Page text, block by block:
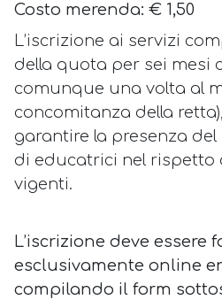
Costo merenda: € 1,50
L’iscrizione ai servizi
della quota per sei mesi
comunque una volta al
concomitanza della
garantire la presenza
di educatrici nel rispetto
vigenti.
L’iscrizione deve essere
esclusivamente online
compilando il form